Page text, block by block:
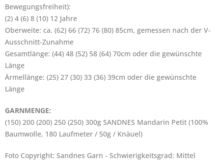
Bewegungsfreiheit):
(2) 4 (6) 8 (10) 12 Jahre
Oberweite: ca. (62) 66 (72) 76 (80) 85cm, gemessen nach der V-
Ausschnitt-Zunahme
Gesamtlänge: (44) 48 (52) 58 (64) 70cm oder die gewünschte
Länge
Ärmellänge: (25) 27 (30) 33 (36) 39cm oder die gewünschte
Länge
GARNMENGE:
(150) 200 (200) 250 (250) 300g SANDNES Mandarin Petit (100%
Baumwolle, 180 Laufmeter / 50g / Knäuel)
Foto Copyright: Sandnes Garn - Schwierigkeitsgrad: Mittel